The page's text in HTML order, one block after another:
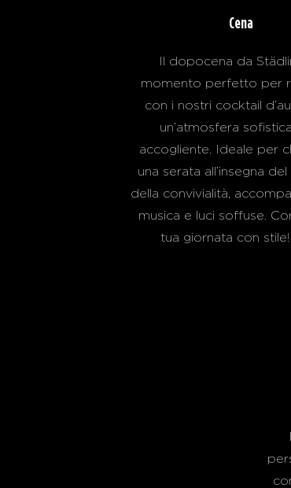
Cena
Il dopocena da
momento perfetto per
con i nostri cocktail
un’atmosfera
accogliente. Ideale per
una serata all’insegna
della convivialità,
musica e luci soffuse.
tua giornata con stile!